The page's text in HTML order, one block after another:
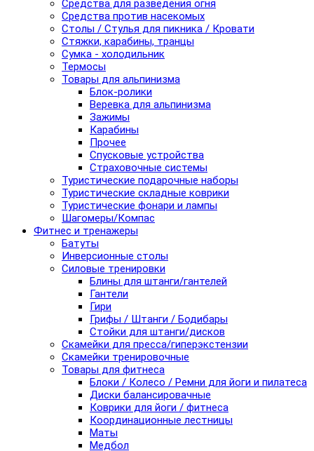
Средства для разведения огня
Средства против насекомых
Столы / Стулья для пикника / Кровати
Стяжки, карабины, транцы
Сумка - холодильник
Термосы
Товары для альпинизма
Блок-ролики
Веревка для альпинизма
Зажимы
Карабины
Прочее
Спусковые устройства
Страховочные системы
Туристические подарочные наборы
Туристические складные коврики
Туристические фонари и лампы
Шагомеры/Компас
Фитнес и тренажеры
Батуты
Инверсионные столы
Силовые тренировки
Блины для штанги/гантелей
Гантели
Гири
Грифы / Штанги / Бодибары
Стойки для штанги/дисков
Скамейки для пресса/гиперэкстензии
Скамейки тренировочные
Товары для фитнеса
Блоки / Колесо / Ремни для йоги и пилатеса
Диски балансировачные
Коврики для йоги / фитнеса
Координационные лестницы
Маты
Медбол